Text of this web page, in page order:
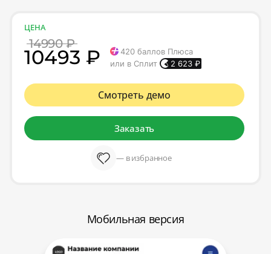
ЦЕНА
14990 ₽
10493 ₽ 420 баллов Плюса
или в Сплит
2 623 ₽
Смотреть демо
Заказать
— в избранное
Мобильная версия